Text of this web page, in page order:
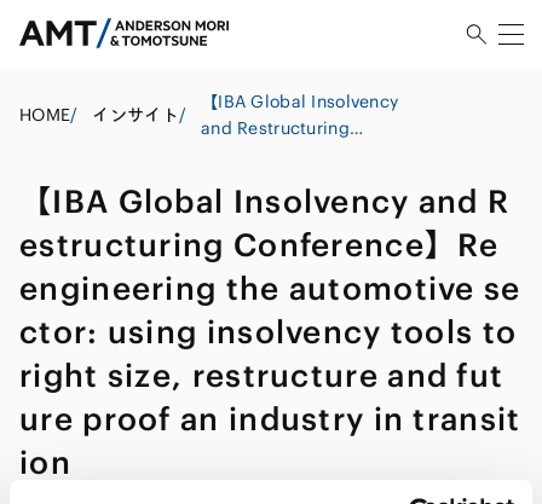
HOME/ インサイト/
【IBA Global Insolvency
and Restructuring
automotive sector: using
insolvency tools to right
size, restructure and
future proof an industry in
transition
【IBA Global Insolvency and R
estructuring Conference】Re
engineering the automotive se
ctor: using insolvency tools to
right size, restructure and fut
ure proof an industry in transit
ion